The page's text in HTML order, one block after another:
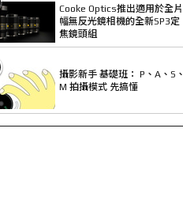
Cooke Optics推出適用於全片
幅無反光鏡相機的全新SP3定
焦鏡頭組
攝影新手 基礎班： P、A、S、
M 拍攝模式 先搞懂